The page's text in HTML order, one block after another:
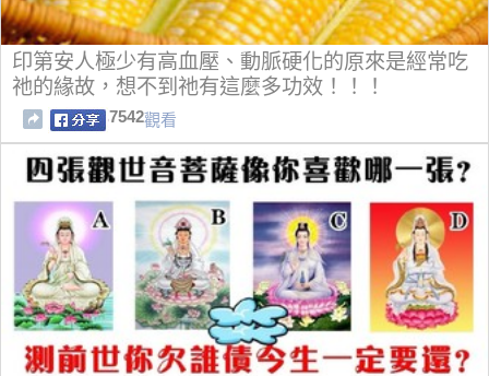
印第安人極少有高血壓、動脈硬化的原來是經常吃
祂的緣故，想不到祂有這麼多功效！！！
7542觀看